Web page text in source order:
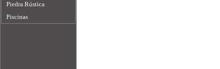
Piedra Rústica
Piscinas